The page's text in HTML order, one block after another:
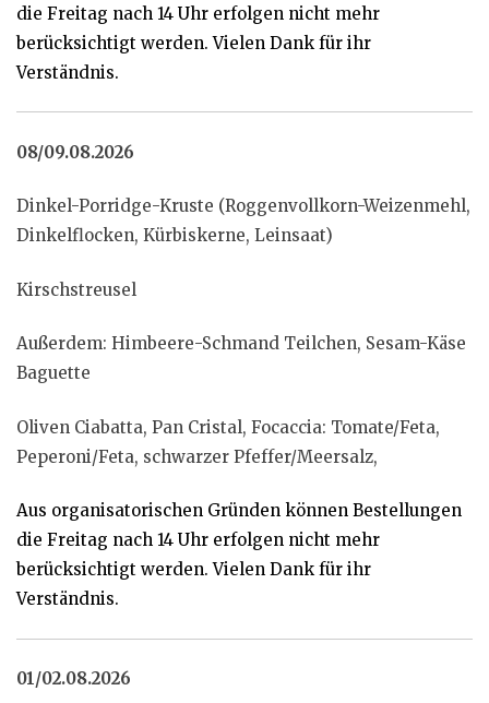
die Freitag nach 14 Uhr erfolgen nicht mehr
berücksichtigt werden. Vielen Dank für ihr
Verständnis.
08/09.08.2026
Dinkel-Porridge-Kruste (Roggenvollkorn-Weizenmehl,
Dinkelflocken, Kürbiskerne, Leinsaat)
Kirschstreusel
Außerdem: Himbeere-Schmand Teilchen, Sesam-Käse
Baguette
Oliven Ciabatta, Pan Cristal, Focaccia: Tomate/Feta,
Peperoni/Feta, schwarzer Pfeffer/Meersalz,
Aus organisatorischen Gründen können Bestellungen
die Freitag nach 14 Uhr erfolgen nicht mehr
berücksichtigt werden. Vielen Dank für ihr
Verständnis.
01/02.08.2026